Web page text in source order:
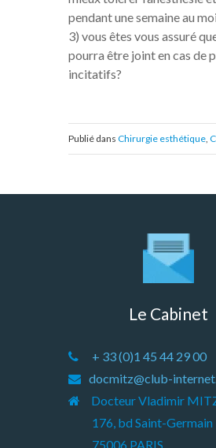
pendant une semaine au
3) vous êtes vous assuré
pourra être joint en cas de
incitatifs?
Publié dans Chirurgie esthétique,
Le Cabinet
+ 33 (0)1 45 44 29 00
docmitz@club-
Docteur Vladimir
176, bd Saint-Germain
75006 PARIS